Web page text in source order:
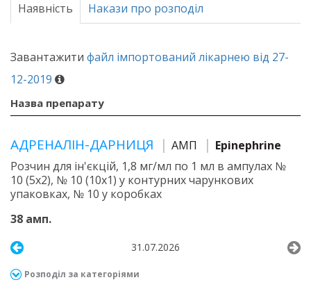
Наявність Накази про розподіл
Завантажити файл імпортований лікарнею від 27-
12-2019
Назва препарату
АДРЕНАЛІН-ДАРНИЦЯ АМП
Epinephrine
Розчин для ін'єкцій, 1,8 мг/мл по 1 мл в ампулах №
10 (5х2), № 10 (10х1) у контурних чарункових
упаковках, № 10 у коробках
38 амп.
31.07.2026
Розподіл за категоріями